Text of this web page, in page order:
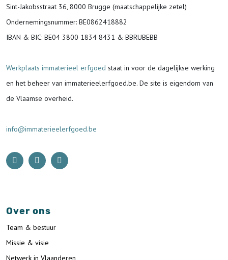
Sint-Jakobsstraat 36, 8000 Brugge (maatschappelijke zetel)
Ondernemingsnummer: BE0862418882
IBAN & BIC: BE04 3800 1834 8431 & BBRUBEBB
Werkplaats immaterieel erfgoed staat in voor de dagelijkse werking
en het beheer van immaterieelerfgoed.be. De site is eigendom van
de Vlaamse overheid.
info@immaterieelerfgoed.be
Over ons
Team & bestuur
Missie & visie
Netwerk in Vlaanderen